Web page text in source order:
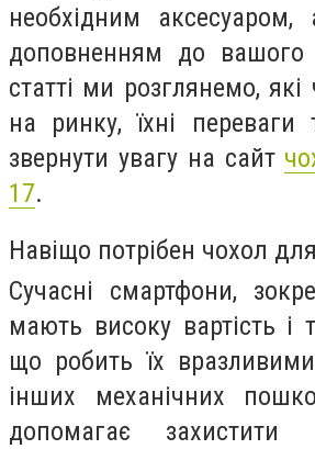
необхідним
доповненням до вашого
статті ми розглянемо, які
на ринку, їхні
звернути увагу на сайт
17.
Навіщо потрібен чохол
Сучасні смартфони,
мають високу вартість і
що робить їх
інших механічних
допомагає захистити